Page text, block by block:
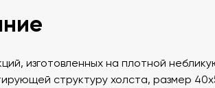
изготовленных на плотной
структуру холста, размер